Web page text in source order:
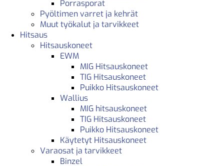
Porrasporat
Pyöltimen varret ja kehrät
Muut työkalut ja tarvikkeet
Hitsaus
Hitsauskoneet
EWM
MIG Hitsauskoneet
TIG Hitsauskoneet
Puikko Hitsauskoneet
Wallius
MIG hitsauskoneet
TIG Hitsauskoneet
Puikko Hitsauskoneet
Käytetyt Hitsauskoneet
Varaosat ja tarvikkeet
Binzel